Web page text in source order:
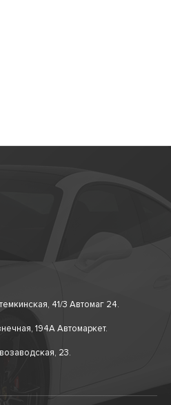
41/3 Автомаг 24.
194А Автомаркет.
23.